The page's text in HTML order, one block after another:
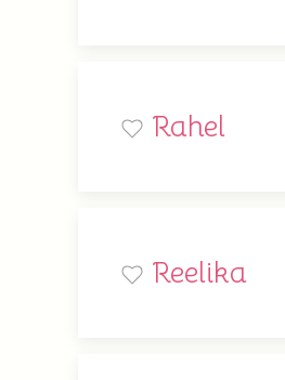
Rahel
Reelika